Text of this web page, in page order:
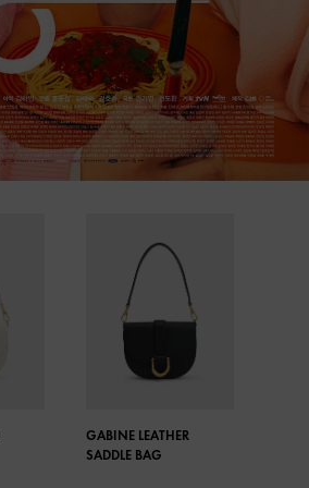
GABINE LEATHER
SADDLE BAG